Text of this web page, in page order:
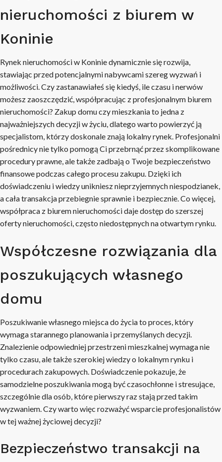
nieruchomości z biurem w
Koninie
Rynek nieruchomości w Koninie dynamicznie się rozwija,
stawiając przed potencjalnymi nabywcami szereg wyzwań i
możliwości. Czy zastanawiałeś się kiedyś, ile czasu i nerwów
możesz zaoszczędzić, współpracując z profesjonalnym biurem
nieruchomości? Zakup domu czy mieszkania to jedna z
najważniejszych decyzji w życiu, dlatego warto powierzyć ją
specjalistom, którzy doskonale znają lokalny rynek. Profesjonalni
pośrednicy nie tylko pomogą Ci przebrnąć przez skomplikowane
procedury prawne, ale także zadbają o Twoje bezpieczeństwo
finansowe podczas całego procesu zakupu. Dzięki ich
doświadczeniu i wiedzy unikniesz nieprzyjemnych niespodzianek,
a cała transakcja przebiegnie sprawnie i bezpiecznie. Co więcej,
współpraca z biurem nieruchomości daje dostęp do szerszej
oferty nieruchomości, często niedostępnych na otwartym rynku.
Współczesne rozwiązania dla
poszukujących własnego
domu
Poszukiwanie własnego miejsca do życia to proces, który
wymaga starannego planowania i przemyślanych decyzji.
Znalezienie odpowiedniej przestrzeni mieszkalnej wymaga nie
tylko czasu, ale także szerokiej wiedzy o lokalnym rynku i
procedurach zakupowych. Doświadczenie pokazuje, że
samodzielne poszukiwania mogą być czasochłonne i stresujące,
szczególnie dla osób, które pierwszy raz stają przed takim
wyzwaniem. Czy warto więc rozważyć wsparcie profesjonalistów
w tej ważnej życiowej decyzji?
Bezpieczeństwo transakcji na